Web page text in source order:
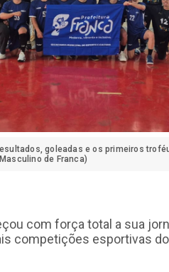
goleadas e os primeiros
de Franca)
com força total a sua
competições esportivas